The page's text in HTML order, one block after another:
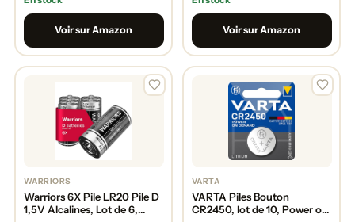
Voir sur Amazon Voir sur Amazon
WARRIORS
Warriors 6X Pile LR20 Pile D
1,5V Alcalines, Lot de 6,
VARTA
VARTA Piles Bouton
CR2450, lot de 10, Power on